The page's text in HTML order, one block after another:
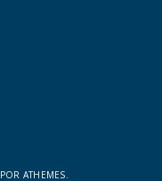
POR ATHEMES.